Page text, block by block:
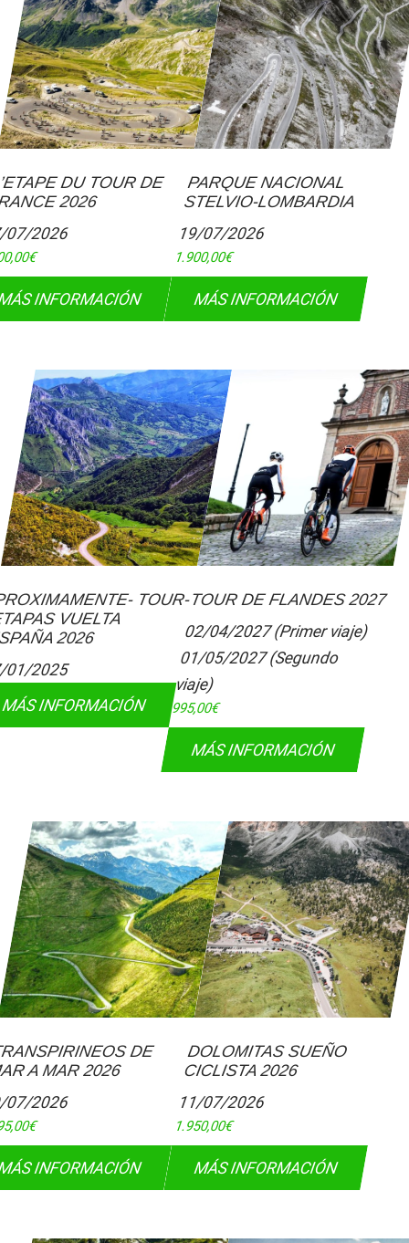
DU TOUR DE
2026
07/2026
€
INFORMACIÓN
PARQUE NACIONAL
STELVIO-LOMBARDIA
19/07/2026
1.900,00€
MÁS INFORMACIÓN
TOUR-
VUELTA
2026
01/2025
MÁS INFORMACIÓN
TOUR DE FLANDES 2027
02/04/2027 (Primer viaje)
01/05/2027 (Segundo
viaje)
995,00€
MÁS INFORMACIÓN
DE
A MAR 2026
07/2026
€
INFORMACIÓN
DOLOMITAS SUEÑO
CICLISTA 2026
11/07/2026
1.950,00€
MÁS INFORMACIÓN